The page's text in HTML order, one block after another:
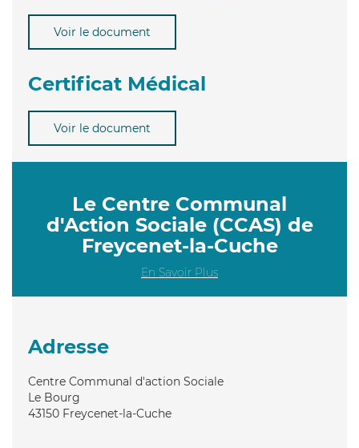
Voir le document
Certificat Médical
Voir le document
Le Centre Communal
d'Action Sociale (CCAS) de
Freycenet-la-Cuche
En Savoir Plus
Adresse
Centre Communal d'action Sociale
Le Bourg
43150 Freycenet-la-Cuche